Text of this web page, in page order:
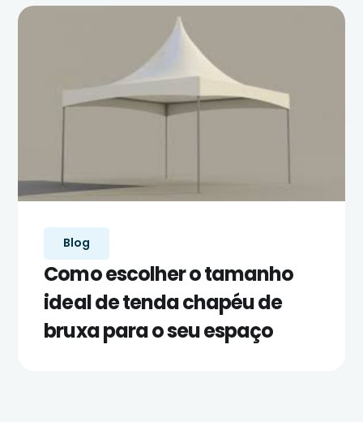
Blog
Como escolher o tamanho
ideal de tenda chapéu de
bruxa para o seu espaço